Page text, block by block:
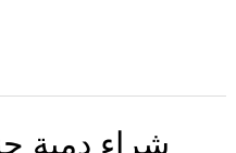
شراء دمية